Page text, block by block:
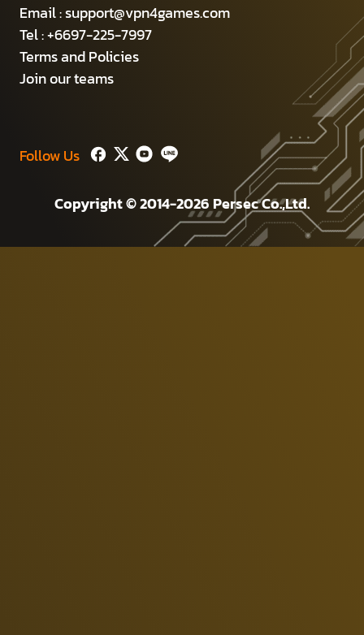
Email :support@vpn4games.com
Tel : +6697-225-7997
Terms and Policies
Join our teams
Copyright © 2014-2026 Persec Co.,Ltd.
Follow Us